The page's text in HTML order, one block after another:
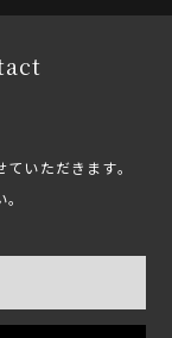
いただきます。